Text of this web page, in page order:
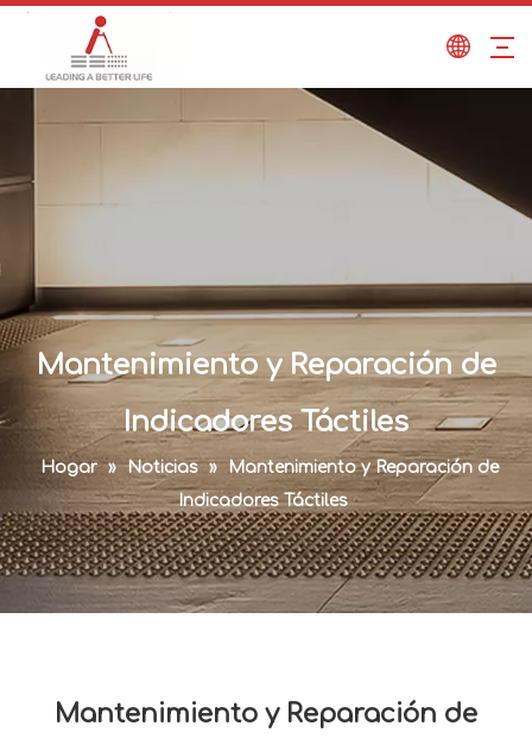
Mantenimiento y Reparación de
Indicadores Táctiles
Hogar » Noticias »
Mantenimiento y Reparación de
Indicadores Táctiles
Mantenimiento y Reparación de